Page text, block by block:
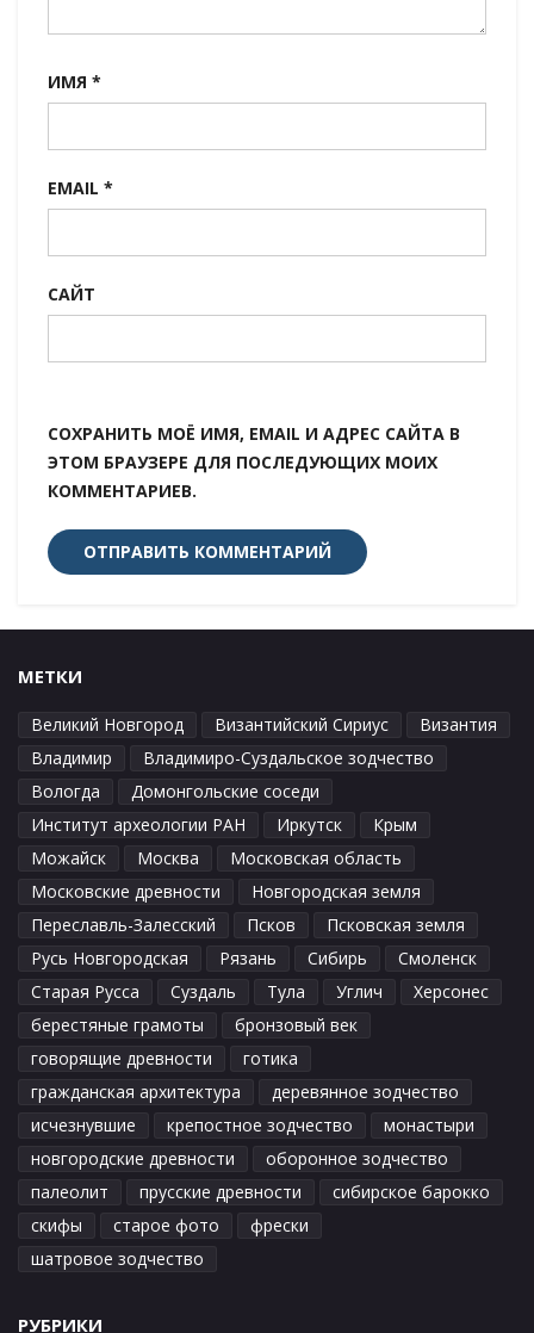
ИМЯ *
EMAIL *
САЙТ
СОХРАНИТЬ МОЁ ИМЯ, EMAIL И АДРЕС САЙТА В
ЭТОМ БРАУЗЕРЕ ДЛЯ ПОСЛЕДУЮЩИХ МОИХ
КОММЕНТАРИЕВ.
МЕТКИ
Великий Новгород Византийский Сириус
Византия
Владимир
Владимиро-Суздальское зодчество
Вологда
Домонгольские соседи
Институт археологии РАН
Иркутск
Крым
Можайск
Москва
Московская область
Московские древности
Новгородская земля
Переславль-Залесский
Псков
Псковская земля
Русь Новгородская
Рязань Сибирь
Смоленск
Старая Русса
Суздаль Тула Углич
Херсонес
берестяные грамоты
бронзовый век
говорящие древности
готика
гражданская архитектура
деревянное зодчество
исчезнувшие
крепостное зодчество
монастыри
новгородские древности
оборонное зодчество
палеолит
прусские древности
сибирское барокко
скифы
старое фото
фрески
шатровое зодчество
РУБРИКИ